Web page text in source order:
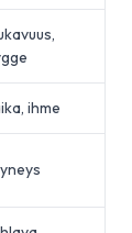
ihme